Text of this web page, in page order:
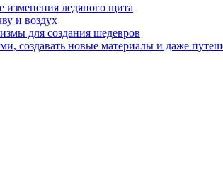
изменения ледяного щита
и воздух
для создания шедевров
создавать новые материалы и даже